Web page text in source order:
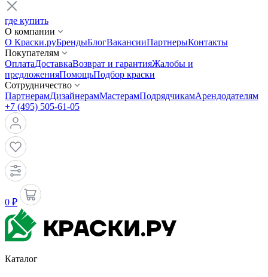
где купить
О компании
О Краски.руБрендыБлогВакансииПартнерыКонтакты
Покупателям
ОплатаДоставкаВозврат и гарантияЖалобы и
предложенияПомощьПодбор краски
Сотрудничество
ПартнерамДизайнерамМастерамПодрядчикамАрендодателям
+7 (495) 505-61-05
0 ₽
Каталог